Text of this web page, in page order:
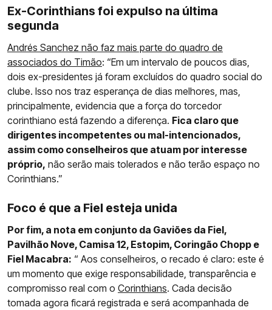
Ex-Corinthians foi expulso na última
segunda
Andrés Sanchez não faz mais parte do quadro de
associados do Timão: “Em um intervalo de poucos dias,
dois ex-presidentes já foram excluídos do quadro social do
clube. Isso nos traz esperança de dias melhores, mas,
principalmente, evidencia que a força do torcedor
corinthiano está fazendo a diferença. Fica claro que
dirigentes incompetentes ou mal-intencionados,
assim como conselheiros que atuam por interesse
próprio, não serão mais tolerados e não terão espaço no
Corinthians.”
Foco é que a Fiel esteja unida
Por fim, a nota em conjunto da Gaviões da Fiel,
Pavilhão Nove, Camisa 12, Estopim, Coringão Chopp e
Fiel Macabra: “ Aos conselheiros, o recado é claro: este é
um momento que exige responsabilidade, transparência e
compromisso real com o Corinthians. Cada decisão
tomada agora ficará registrada e será acompanhada de